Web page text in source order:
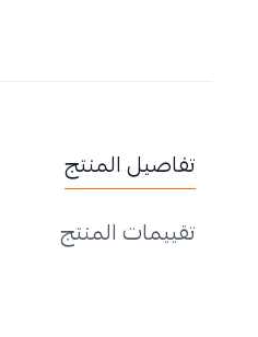
تفاصيل المنتج
تقييمات المنتج